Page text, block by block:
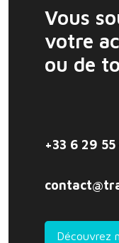
Vous
votre
ou de
+33 6 29
Découvrez